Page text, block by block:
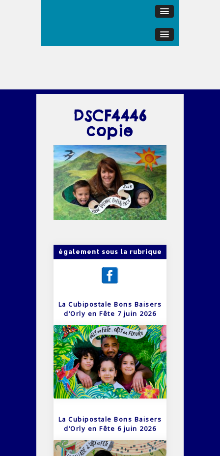
DSCF4446
copie
également sous la rubrique
La Cubipostale Bons Baisers
d’Orly en Fête 7 juin 2026
La Cubipostale Bons Baisers
d’Orly en Fête 6 juin 2026